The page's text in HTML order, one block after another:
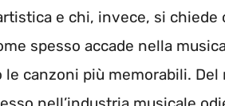
e chi, invece, si
spesso accade nella
canzoni più memorabili.